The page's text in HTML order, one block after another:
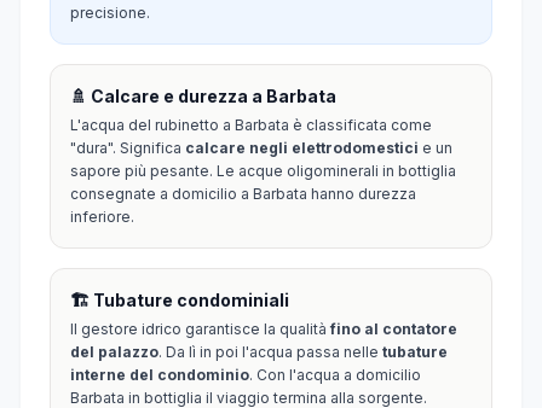
precisione.
🚿 Calcare e durezza a Barbata
L'acqua del rubinetto a Barbata è classificata come
"dura". Significa calcare negli elettrodomestici e un
sapore più pesante. Le acque oligominerali in bottiglia
consegnate a domicilio a Barbata hanno durezza
inferiore.
🏗️ Tubature condominiali
Il gestore idrico garantisce la qualitàfino al contatore
del palazzo. Da lì in poi l'acqua passa nelle tubature
interne del condominio. Con l'acqua a domicilio
Barbata in bottiglia il viaggio termina alla sorgente.